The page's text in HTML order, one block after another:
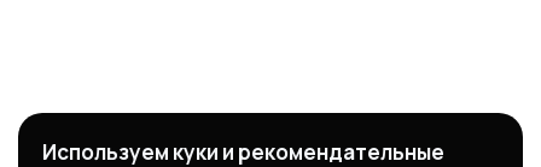
Используем куки и рекомендательные